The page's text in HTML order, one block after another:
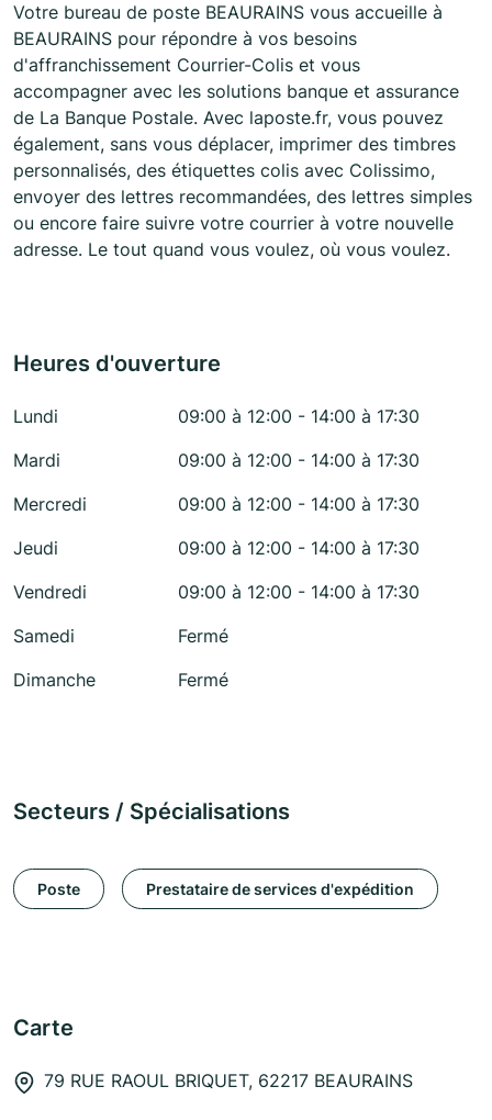
Votre bureau de poste BEAURAINS vous accueille à
BEAURAINS pour répondre à vos besoins
d'affranchissement Courrier-Colis et vous
accompagner avec les solutions banque et assurance
de La Banque Postale. Avec laposte.fr, vous pouvez
également, sans vous déplacer, imprimer des timbres
personnalisés, des étiquettes colis avec Colissimo,
envoyer des lettres recommandées, des lettres simples
ou encore faire suivre votre courrier à votre nouvelle
adresse. Le tout quand vous voulez, où vous voulez.
Heures d'ouverture
Lundi
09:00 à 12:00 - 14:00 à 17:30
Mardi
09:00 à 12:00 - 14:00 à 17:30
Mercredi
09:00 à 12:00 - 14:00 à 17:30
Jeudi
09:00 à 12:00 - 14:00 à 17:30
Vendredi
09:00 à 12:00 - 14:00 à 17:30
Samedi
Fermé
Dimanche
Fermé
Secteurs / Spécialisations
Poste Prestataire de services d'expédition
Carte
79 RUE RAOUL BRIQUET, 62217 BEAURAINS